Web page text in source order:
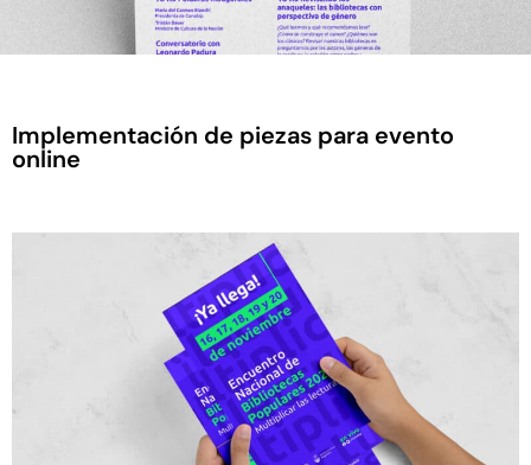
Implementación de piezas para evento
online